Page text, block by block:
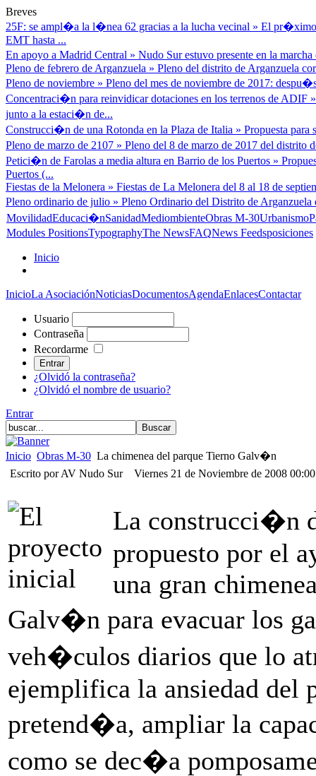
Breves
25F: se ampl�a la l�nea 62 gracias a la lucha vecinal » El pr�ximo
EMT hasta ...
En apoyo a Madrid Central » Nudo Sur estuvo presente en la
Pleno de febrero de Arganzuela » Pleno del distrito de Arganzuela
Pleno de noviembre » Pleno del mes de noviembre de 2017:
Concentraci�n para reinvidicar dotaciones en los terrenos de ADIF
junto a la estaci�n de...
Construcci�n de una Rotonda en la Plaza de Italia » Propuesta para
Pleno de marzo de 2107 » Pleno del 8 de marzo de 2017 del
Petici�n de Farolas a media altura en Barrio de los Puertos »
Puertos (...
Fiestas de la Melonera » Fiestas de La Melonera del 8 al 18 de
Pleno ordinario de julio » Pleno Ordinario del Distrito de
MovilidadEducaci�nSanidadMediombienteObras M-30Urbanismo
Modules PositionsTypographyThe NewsFAQNews Feedsposiciones
Inicio
InicioLa AsociaciónNoticiasDocumentosAgendaEnlacesContactar
Usuario
Contraseña
Recordarme
¿Olvidó la contraseña?
¿Olvidó el nombre de usuario?
Entrar
Inicio Obras M-30 La chimenea del parque Tierno Galv�n
Escrito por AV Nudo Sur
Viernes 21 de Noviembre de 2008
La construcci�n
propuesto por el
una gran
Galv�n para evacuar los
veh�culos diarios que lo
ejemplifica la ansiedad del
pretend�a, ampliar la
como se dec�a